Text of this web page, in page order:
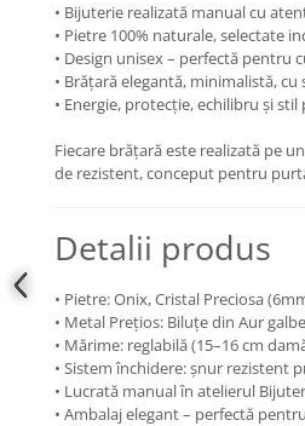
• Bijuterie realizată manual cu
• Pietre 100% naturale, selectate
• Design unisex – perfectă pentru
• Brățară elegantă, minimalistă,
• Energie, protecție, echilibru și
Fiecare brățară este realizată pe
de rezistent, conceput pentru
Detalii produs
• Pietre: Onix, Cristal Preciosa
• Metal Prețios: Biluțe din Aur
• Mărime: reglabilă (15–16 cm
• Sistem închidere: șnur rezistent
• Lucrată manual în atelierul
• Ambalaj elegant – perfectă